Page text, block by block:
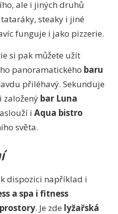
ale i jiných druhů
steaky i jiné
funguje i jako pizzerie.
si pak můžete užít
panoramatického baru
přiléhavý. Sekunduje
bar Luna
i Aqua bistro
světa.
dispozici například i
a spa i fitness
. Je zde lyžařská